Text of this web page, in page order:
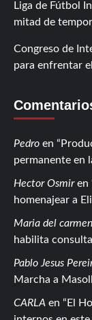
Liga de Fútbol
mitad de
Congreso de
para enfrentar
Pedro en
permanente en
Hector Osmiren
homenajear a
Maria del
habilita
Pablo Jesus
Marcha a
CARLA en
El